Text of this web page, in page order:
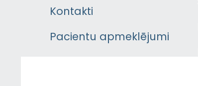
Kontakti
Pacientu apmeklējumi